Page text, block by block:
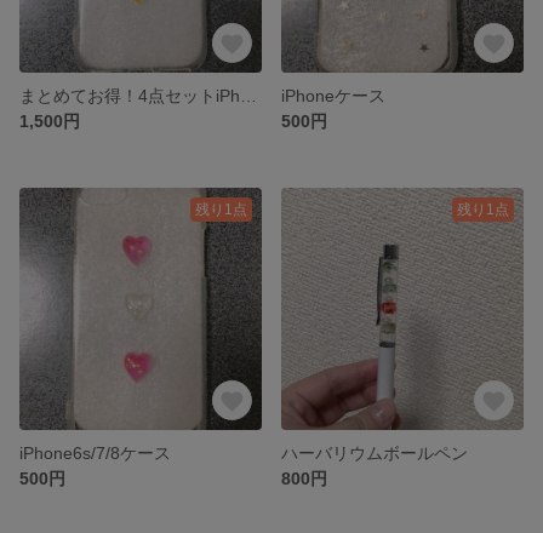
1,500円
iPhoneケース
500円
残り1点
iPhone6s/7/8ケース
500円
残り1点
ハーバリウムボールペン
800円